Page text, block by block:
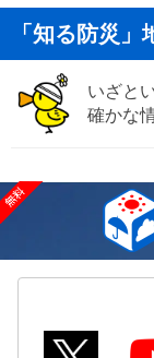
「知る防災」
いざと
確かな